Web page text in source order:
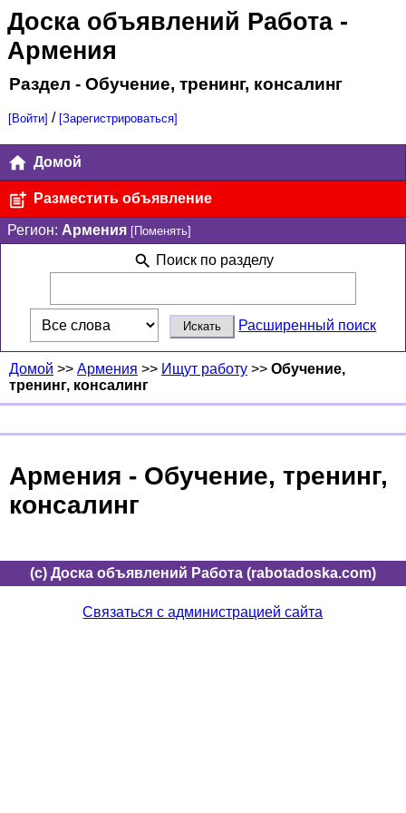
Доска объявлений Работа-
Армения
Раздел - Обучение, тренинг, консалинг
[Войти] / [Зарегистрироваться]
Домой
Разместить объявление
Регион: Армения [Поменять]
Поиск по разделу
Расширенный поиск
Домой >> Армения >> Ищут работу >> Обучение,
тренинг, консалинг
Армения - Обучение, тренинг,
консалинг
(c) Доска объявлений Работа (rabotadoska.com)
Связаться с администрацией сайта